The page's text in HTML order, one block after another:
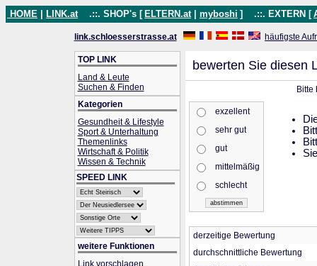
HOME LINK.at .::. SHOP's [ ELTERN.at myboshi ] .::. EXTERN [
link.schloesserstrasse.at häufigste
TOP LINK
Land & Leute
Suchen & Finden
Kategorien
Gesundheit & Lifestyle
Sport & Unterhaltung
Themenlinks
Wirtschaft & Politik
Wissen & Technik
SPEED LINK
weitere Funktionen
Link vorschlagen
bewerten Sie diesen
Bitte
exzellent
sehr gut
gut
mittelmäßig
schlecht
derzeitige Bewertung
durchschnittliche Bewertung